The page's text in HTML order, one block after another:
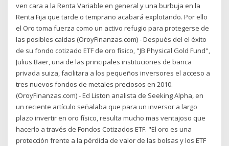
ven cara a la Renta Variable en general y una burbuja en la
Renta Fija que tarde o temprano acabará explotando. Por ello
el Oro toma fuerza como un activo refugio para protegerse de
las posibles caídas (OroyFinanzas.com) - Después del el éxito
de su fondo cotizado ETF de oro físico, "JB Physical Gold Fund",
Julius Baer, una de las principales instituciones de banca
privada suiza, facilitara a los pequeños inversores el acceso a
tres nuevos fondos de metales preciosos en 2010.
(OroyFinanzas.com) - Ed Liston analista de Seeking Alpha, en
un reciente artículo señalaba que para un inversor a largo
plazo invertir en oro físico, resulta mucho mas ventajoso que
hacerlo a través de Fondos Cotizados ETF. "El oro es una
protección frente a la pérdida de valor de las bolsas y los ETF